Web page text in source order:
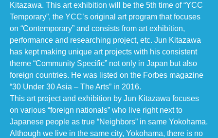
Kitazawa. This art exhibition will be the 5th time of “YCC
Temporary”, the YCC’s original art program that focuses
on “Contemporary” and consists from art exhibition,
performance and researching project, etc. Jun Kitazawa
has kept making unique art projects with his consistent
theme “Community Specific” not only in Japan but also
foreign countries. He was listed on the Forbes magazine
“30 Under 30 Asia – The Arts” in 2016.
This art project and exhibition by Jun Kitazawa focuses
on various “foreign nationals” who live right next to
Japanese people as true “Neighbors” in same Yokohama.
Although we live in the same city, Yokohama, there is no